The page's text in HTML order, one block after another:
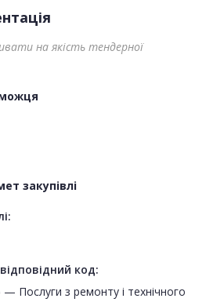
на якість тендерної
закупівлі
код:
Послуги з ремонту і технічного